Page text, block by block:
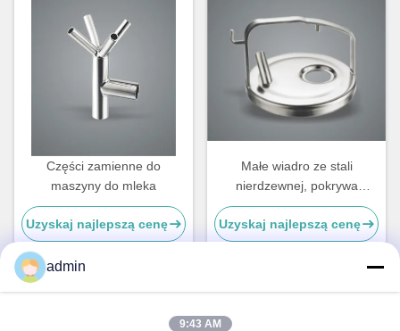
Części zamienne do
maszyny do mleka
Uzyskaj najlepszą cenę
Małe wiadro ze stali
nierdzewnej, pokrywa
powietrzna, maszyna do
mleczenia krowy części
zamienne
Uzyskaj najlepszą cenę
admin
9:43 AM